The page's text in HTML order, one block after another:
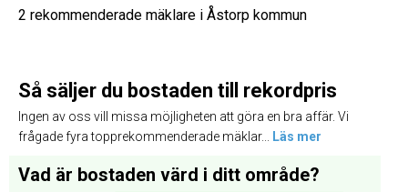
2 rekommenderade mäklare i Åstorp kommun
Så säljer du bostaden till rekordpris
Ingen av oss vill missa möjligheten att göra en bra affär. Vi
frågade fyra topprekommenderade mäklar...
Läs mer
Vad är bostaden värd i ditt område?